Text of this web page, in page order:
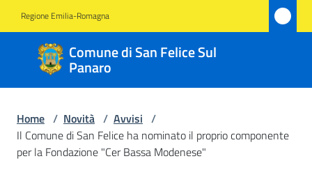
Regione Emilia-Romagna
Comune di San Felice Sul
Panaro
Comune
di San
Felice
Sul
Panaro
Home / Novità / Avvisi /
Il Comune di San Felice ha nominato il proprio componente
per la Fondazione "Cer Bassa Modenese"